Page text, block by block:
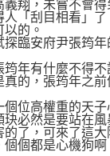
，未嘗不會得
「刮目相看」了
的。
臨安府尹張筠年
有什麼不得不
，張筠年之前
高權重的天子
然是要站在風
了，可來了這大
個都是心機狗啊